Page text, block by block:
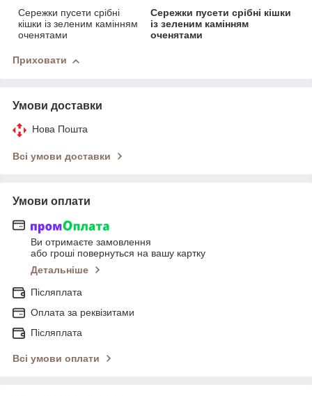
Сережки пусети срібні
кішки із зеленим камінням
оченятами
Сережки пусети срібні кішки
із зеленим камінням
оченятами
Приховати
Умови доставки
Нова Пошта
Всі умови доставки
Умови оплати
Ви отримаєте замовлення
або гроші повернуться на вашу картку
Детальніше
Післяплата
Оплата за реквізитами
Післяплата
Всі умови оплати